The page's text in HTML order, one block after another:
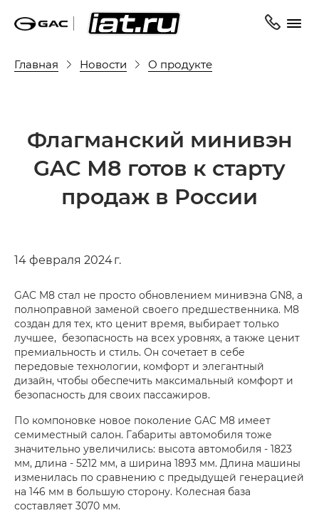
Главная Новости О продукте
Флагманский минивэн
GAC М8 готов к старту
продаж в России
14 февраля 2024 г.
GAC M8 стал не просто обновлением минивэна GN8, а
полноправной заменой своего предшественника. М8
создан для тех, кто ценит время, выбирает только
лучшее, безопасность на всех уровнях, а также ценит
премиальность и стиль. Он сочетает в себе
передовые технологии, комфорт и элегантный
дизайн, чтобы обеспечить максимальный комфорт и
безопасность для своих пассажиров.
По компоновке новое поколение GAC M8 имеет
семиместный салон. Габариты автомобиля тоже
значительно увеличились: высота автомобиля - 1823
мм, длина - 5212 мм, а ширина 1893 мм. Длина машины
изменилась по сравнению с предыдущей генерацией
на 146 мм в большую сторону. Колесная база
составляет 3070 мм.